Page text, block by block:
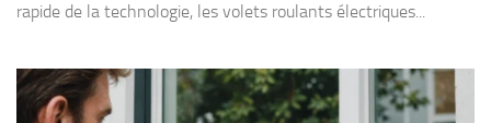
rapide de la technologie, les volets roulants électriques...